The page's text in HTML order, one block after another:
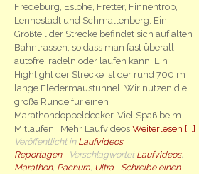
Fredeburg, Eslohe, Fretter, Finnentrop,
Lennestadt und Schmallenberg. Ein
Großteil der Strecke befindet sich auf alten
Bahntrassen, so dass man fast überall
autofrei radeln oder laufen kann. Ein
Highlight der Strecke ist der rund 700 m
lange Fledermaustunnel. Wir nutzen die
große Runde für einen
Marathondoppeldecker. Viel Spaß beim
Mitlaufen. Mehr LaufvideosWeiterlesen [...]
Veröffentlicht in Laufvideos,
Reportagen
Verschlagwortet Laufvideos,
Marathon, Pachura, Ultra
Schreibe einen